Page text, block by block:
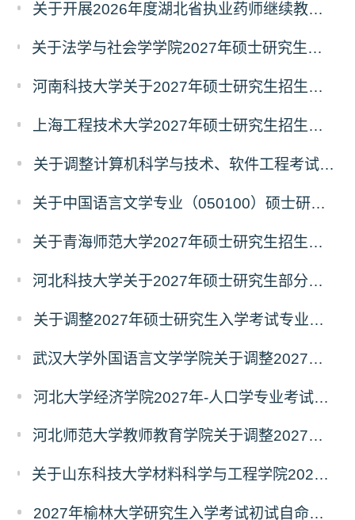
关于开展2026年度湖北省执业药师继续教育 专业科目网络培训的通告
关于法学与社会学学院2027年硕士研究生招生考试（初试）考试科目及参考书目变更的通知
河南科技大学关于2027年硕士研究生招生考试部分专业初试科目调整的通知
上海工程技术大学2027年硕士研究生招生部分初试科目或参考书目更改清单
关于调整计算机科学与技术、软件工程考试科目的公告
关于中国语言文学专业（050100）硕士研究生招生考试（初试）自命题科目变更的通知
关于青海师范大学2027年硕士研究生招生生物学、生态学专业考试科目调整的通知
河北科技大学关于2027年硕士研究生部分招生专业及初试自命题科目调整的公告
关于调整2027年硕士研究生入学考试专业初试科目的通知
武汉大学外国语言文学学院关于调整2027年硕士研究生统考初试自命题科目的公告
河北大学经济学院2027年-人口学专业考试科目调整公告
河北师范大学教师教育学院关于调整2027年全国硕士研究生招生考试初试科目的公告
关于山东科技大学材料科学与工程学院2027年硕士研究生招生考试自命题科目参考书目与考试模块调整说明
2027年榆林大学研究生入学考试初试自命题考试科目及大纲